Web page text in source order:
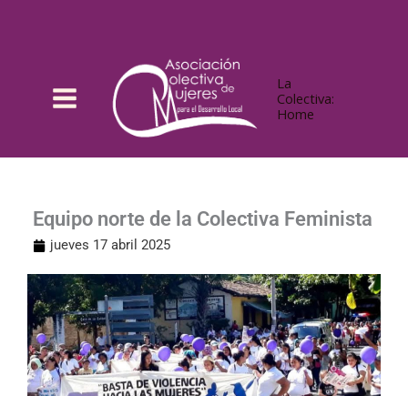
La
Colectiva:
Home
Equipo norte de la Colectiva Feminista
jueves 17 abril 2025